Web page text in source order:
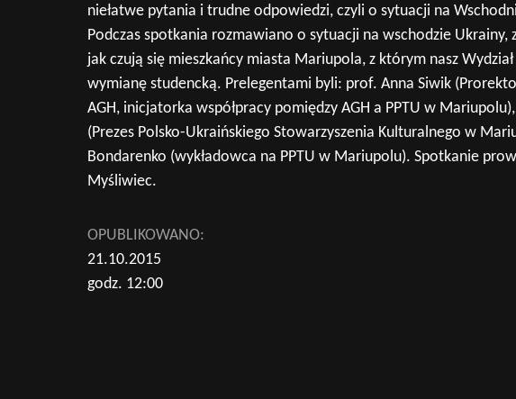
Przewodnik
Erasmus+
Sylabus AGH
niełatwe pytania i trudne odpowiedzi, czyli o sytuacji na
Podczas spotkania rozmawiano o sytuacji na wschodzie Ukrainy,
jak czują się mieszkańcy miasta Mariupola, z którym nasz
wymianę studencką. Prelegentami byli: prof. Anna Siwik
AGH, inicjatorka współpracy pomiędzy AGH a PPTU w
(Prezes Polsko-Ukraińskiego Stowarzyszenia Kulturalnego w
Bondarenko (wykładowca na PPTU w Mariupolu). Spotkanie
Myśliwiec.
OPUBLIKOWANO:
21.10.2015
godz. 12:00